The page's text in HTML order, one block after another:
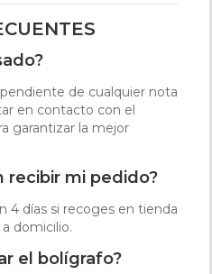
de cualquier nota
en contacto con el
garantizar la mejor
recibir mi pedido?
4 días si recoges en tienda
domicilio.
el bolígrafo?